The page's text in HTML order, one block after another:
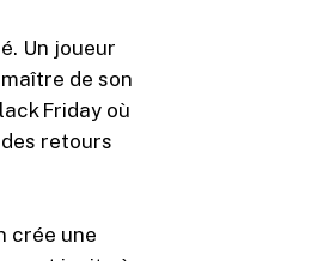
Un joueur
de son
Friday où
retours
crée une